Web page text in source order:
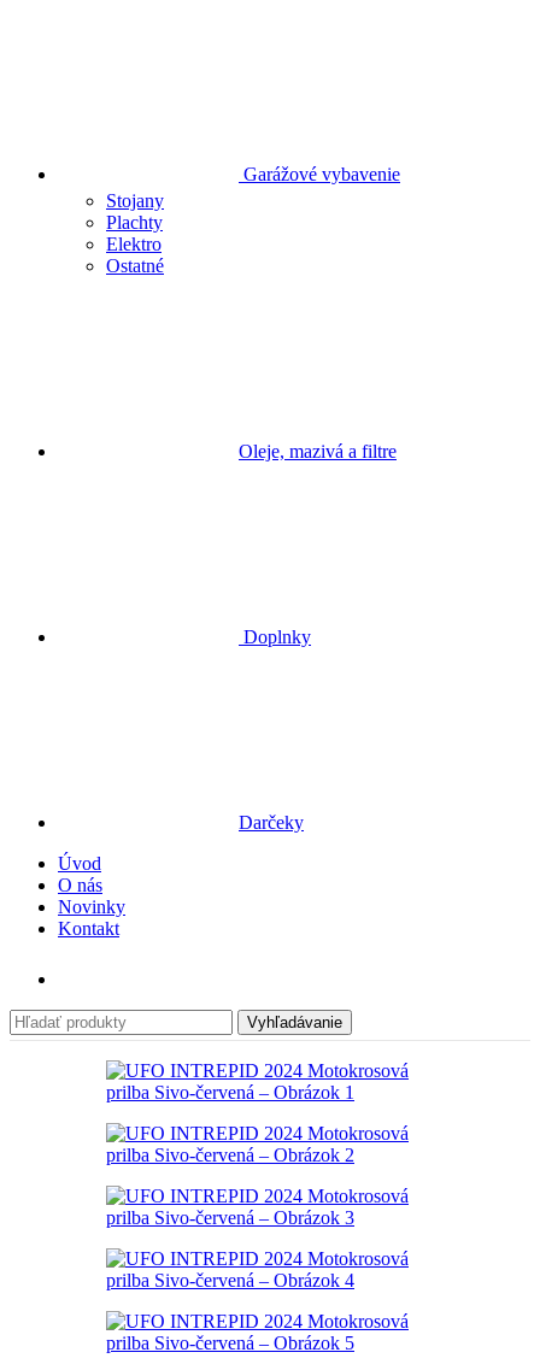
Garážové vybavenie
Stojany
Plachty
Elektro
Ostatné
Oleje, mazivá a filtre
Doplnky
Darčeky
Úvod
O nás
Novinky
Kontakt
Vyhľadávanie